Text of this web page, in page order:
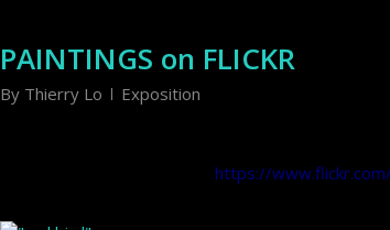
PAINTINGS on FLICKR
By Thierry Lo
Exposition
https://